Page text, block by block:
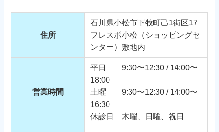
住所
石川県小松市下牧町己1街区17
フレスポ小松（ショッピングセ
ンター）敷地内
営業時間
平日 9:30〜12:30 / 14:00〜
18:00
土曜 9:30〜12:30 / 14:00〜
16:30
休診日 木曜、日曜、祝日